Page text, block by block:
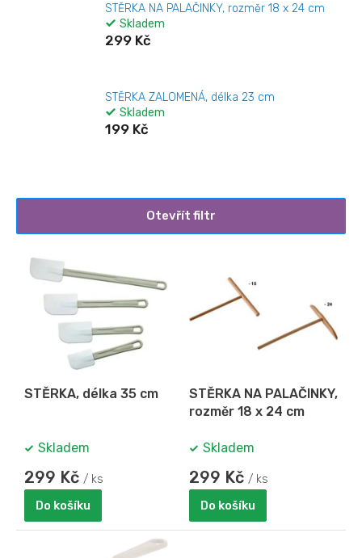
STĚRKA NA PALAČINKY, rozměr 18 x 24 cm
Skladem
299 Kč
STĚRKA ZALOMENÁ, délka 23 cm
Skladem
199 Kč
Otevřít filtr
dSTĚRKA, délka 35 cm
Skladem
299 Kč / ks
Do košíku
STĚRKA NA PALAČINKY,
rozměr 18 x 24 cm
Skladem
299 Kč / ks
Do košíku